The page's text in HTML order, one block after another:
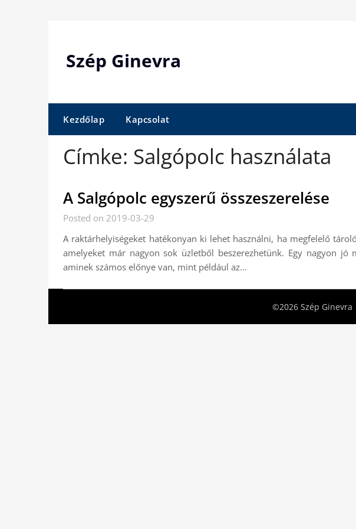
Szép Ginevra
Kezdőlap Kapcsolat
Címke: Salgópolc használata
A Salgópolc egyszerű összeszerelése
Posted on 2019-03-29
A raktárhelyiségeket hatékonyan ki lehet használni, ha megfelelő
amelyeket már nagyon sok üzletből beszerezhetünk. Egy nagyon jó
aminek számos előnye van, mint például az…
©2026 Szép Ginevra